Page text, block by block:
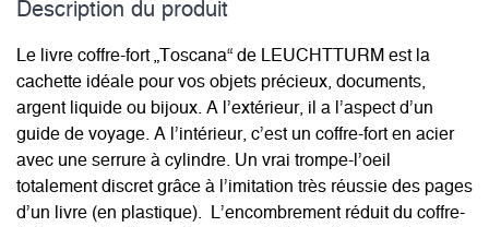
Description du­ produit
Le livre coffre-fort „Toscana“ de LEUCHTTURM est la
cachette idéale pour vos objets précieux, documents,
argent liquide ou bijoux. A l’extérieur, il a l’aspect d’un
guide de voyage. A l’intérieur, c’est un coffre-fort en acier
avec une serrure à cylindre. Un vrai trompe-l’oeil
totalement discret grâce à l’imitation très réussie des pages
d’un livre (en plastique). L’encombrement réduit du coffre-